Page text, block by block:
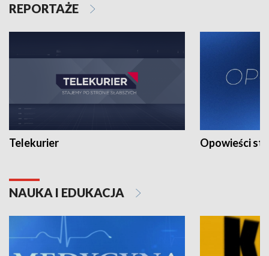
REPORTAŻE
Telekurier Opowieści
NAUKA I EDUKACJA